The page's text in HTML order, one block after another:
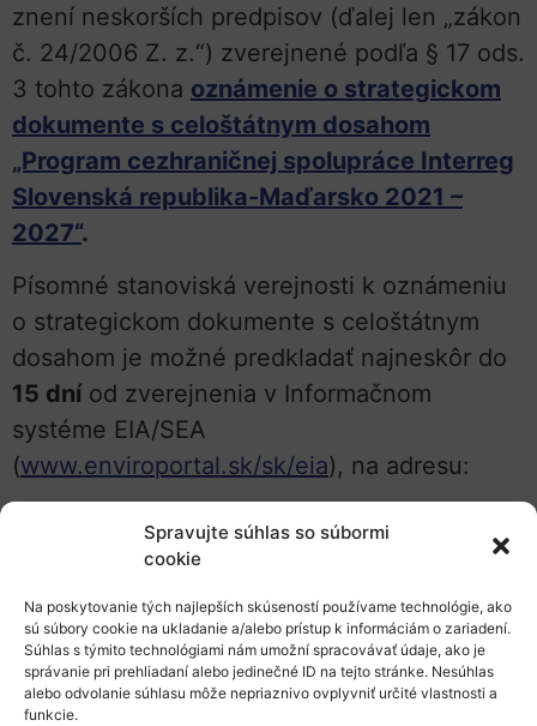
Spravujte súhlas so súbormi
cookie
Na poskytovanie tých najlepších skúseností používame technológie, ako
sú súbory cookie na ukladanie a/alebo prístup k informáciám o zariadení.
Súhlas s týmito technológiami nám umožní spracovávať údaje, ako je
správanie pri prehliadaní alebo jedinečné ID na tejto stránke. Nesúhlas
alebo odvolanie súhlasu môže nepriaznivo ovplyvniť určité vlastnosti a
funkcie.
znení neskorších predpisov (ďalej len „zákon
č. 24/2006 Z. z.“) zverejnené podľa § 17 ods.
3 tohto zákona oznámenie o strategickom
dokumente s celoštátnym dosahom
„Program cezhraničnej spolupráce Interreg
Slovenská republika-Maďarsko 2021 –
2027“.
Písomné stanoviská verejnosti k oznámeniu
o strategickom dokumente s celoštátnym
dosahom je možné predkladať najneskôr do
15 dníod zverejnenia v Informačnom
systéme EIA/SEA
(www.enviroportal.sk/sk/eia), na adresu:
Ministerstvo investícií, regionálneho rozvoja
a informatizácie Slovenskej republiky
Sekcia programov cezhraničnej spolupráce
Odbor riadenia a implementácie programov
cezhraničnej spolupráce